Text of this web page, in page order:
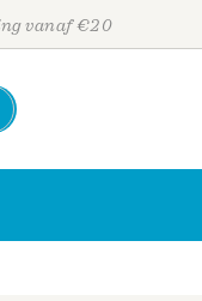
vanaf €20
Personen